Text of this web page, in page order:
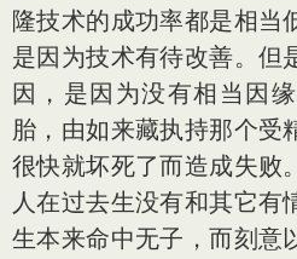
隆技术的成功率都是相当
是因为技术有待改善。但
因，是因为没有相当因
胎，由如来藏执持那个受
很快就坏死了而造成失败
人在过去生没有和其它有
生本来命中无子，而刻意